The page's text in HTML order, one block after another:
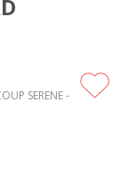
SERENE -